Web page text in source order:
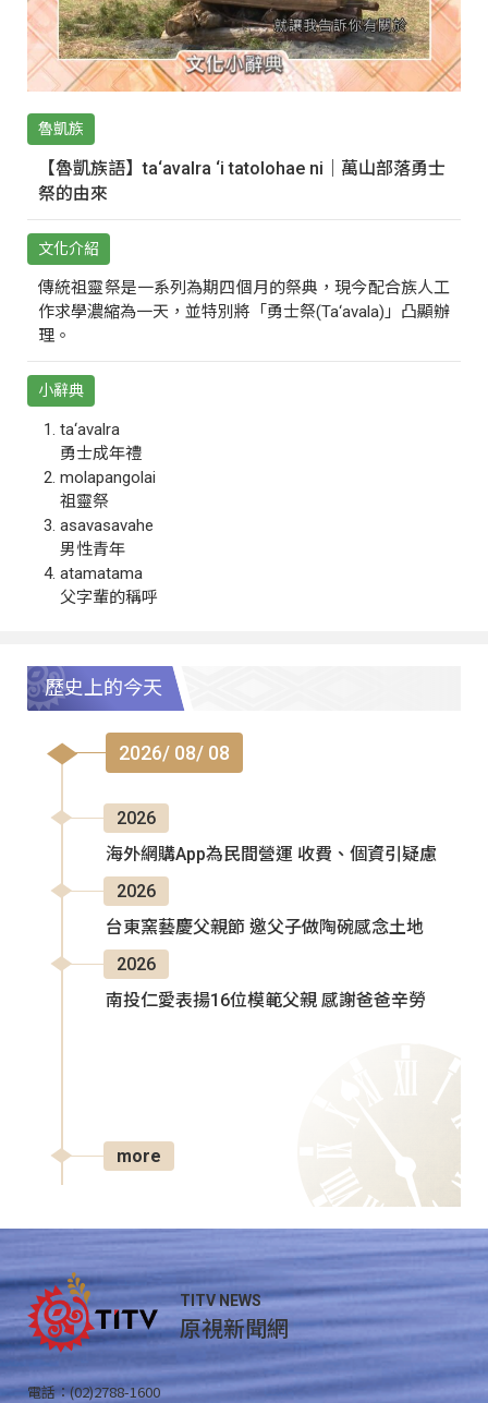
魯凱族
【魯凱族語】ta‘avalra ‘i tatolohae ni｜萬山部落勇士
祭的由來
文化介紹
傳統祖靈祭是一系列為期四個月的祭典，現今配合族人工
作求學濃縮為一天，並特別將「勇士祭(Ta‘avala)」凸顯辦
理。
小辭典
ta‘avalra
勇士成年禮
molapangolai
祖靈祭
asavasavahe
男性青年
atamatama
父字輩的稱呼
歷史上的今天
2026/ 08/ 08
2026
海外網購App為民間營運 收費、個資引疑慮
2026
台東窯藝慶父親節 邀父子做陶碗感念土地
2026
南投仁愛表揚16位模範父親 感謝爸爸辛勞
more
TITV NEWS
原視新聞網
電話：(02)2788-1600